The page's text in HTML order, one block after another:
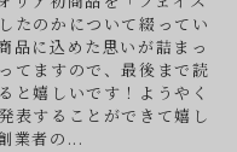
たのかについて綴ってい
品に込めた思いが詰まっ
てますので、最後まで読
と嬉しいです！ようやく
表することができて嬉し
業者の...